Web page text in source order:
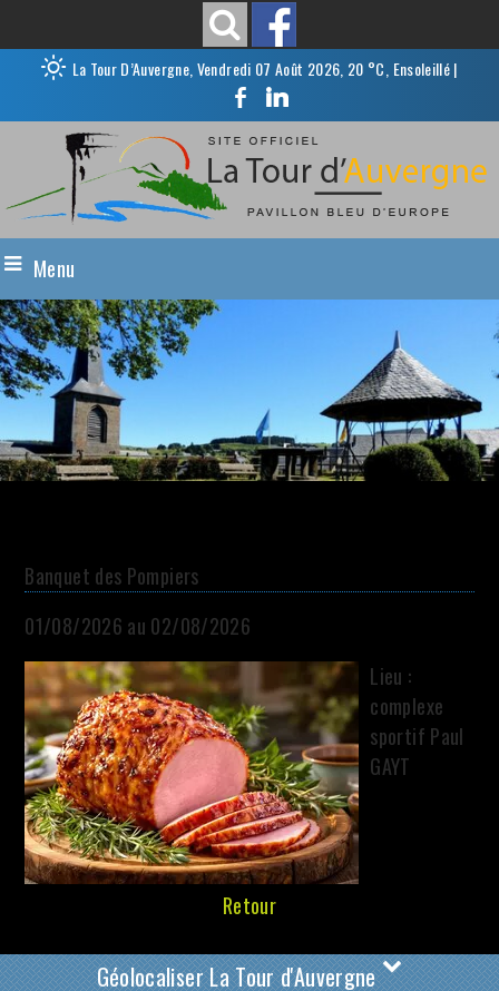
La Tour D’Auvergne, Vendredi 07 Août 2026, 20 °C, Ensoleillé|
Menu
Banquet des Pompiers
01/08/2026 au 02/08/2026
Lieu :
complexe
sportif Paul
GAYT
Retour
Géolocaliser La Tour d'Auvergne